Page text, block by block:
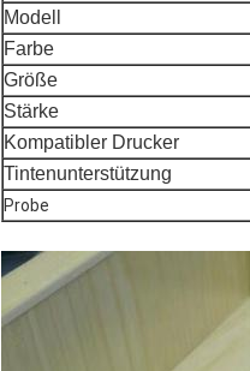
Modell
Farbe
Größe
Stärke
Kompatibler Drucker
Tintenunterstützung
Probe